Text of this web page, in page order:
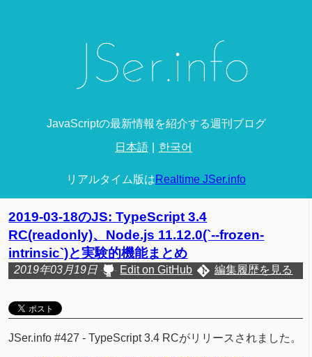
JavaScriptの最新情報を紹介する週刊ブログ
日本語 한국어
リアルタイム版はRealtime JSer.info
2019-03-18のJS: TypeScript 3.4
RC(readonly)、Node.js 11.12.0(`--frozen-
intrinsic`)と実験的機能まとめ
2019年03月19日 Edit on GitHub 編集履歴を見る
JSer.info #427 - TypeScript 3.4 RCがリリースされました。